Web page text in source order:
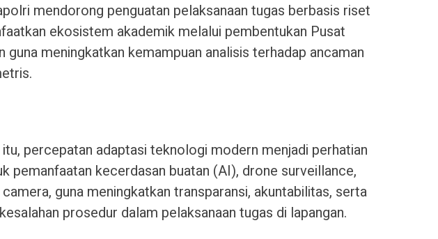
mendorong penguatan pelaksanaan tugas berbasis riset
ekosistem akademik melalui pembentukan Pusat
guna meningkatkan kemampuan analisis terhadap ancaman
itu, percepatan adaptasi teknologi modern menjadi perhatian
pemanfaatan kecerdasan buatan (AI), drone surveillance,
guna meningkatkan transparansi, akuntabilitas, serta
prosedur dalam pelaksanaan tugas di lapangan.